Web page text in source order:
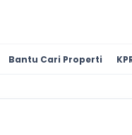
Bantu Cari Properti